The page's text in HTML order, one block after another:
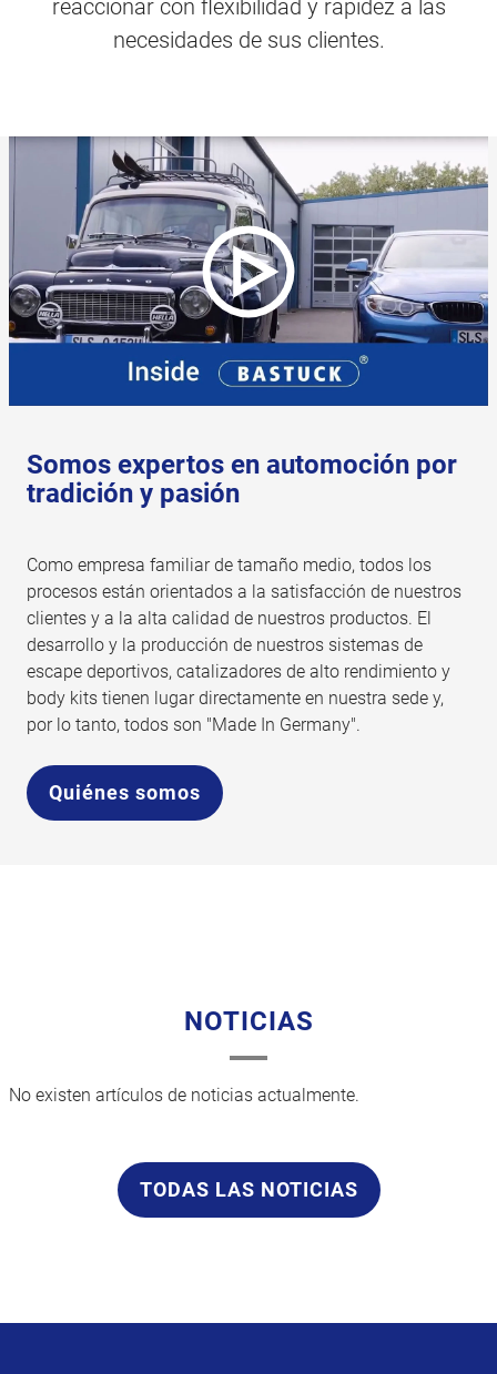
reaccionar con flexibilidad y rapidez a las
necesidades de sus clientes.
Somos expertos en automoción por
tradición y pasión
Como empresa familiar de tamaño medio, todos los
procesos están orientados a la satisfacción de nuestros
clientes y a la alta calidad de nuestros productos. El
desarrollo y la producción de nuestros sistemas de
escape deportivos, catalizadores de alto rendimiento y
body kits tienen lugar directamente en nuestra sede y,
por lo tanto, todos son "Made In Germany".
Quiénes somos
NOTICIAS
No existen artículos de noticias actualmente.
TODAS LAS NOTICIAS